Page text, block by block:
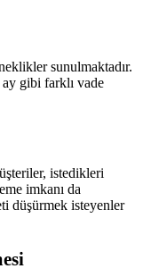
sunulmaktadır.
gibi farklı vade
istedikleri
imkanı da
düşürmek isteyenler